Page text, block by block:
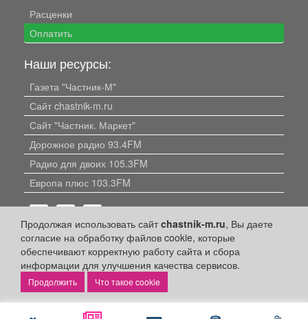
Продолжая использовать сайтchastnik-m.ru, Вы даете
согласие на обработку файлов cookie, которые
обеспечивают корректную работу сайта и сбора
информации для улучшения качества сервисов.
Что такое cookie
Расценки
Оплатить
Наши ресурсы:
Газета "Частник-М"
Сайт chastnik-m.ru
Сайт "Частник. Маркет"
Дорожное радио 93.4FM
Радио для двоих 105.3FM
Европа плюс 103.3FM
Политика конфиденциальности
Публикации с пометкой «Реклама», «На правах рекламы»,